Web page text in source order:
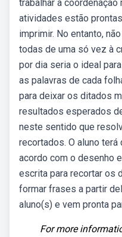
trabalhar a
atividades estão
imprimir. No entanto,
todas de uma só vez à
por dia seria o ideal
as palavras de cada
para deixar os ditados
resultados esperados
neste sentido que
recortados. O aluno
acordo com o desenho
escrita para recortar os
formar frases a partir
aluno(s) e vem pronta
For more